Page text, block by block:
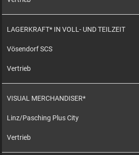
LAGERKRAFT* IN VOLL- UND TEILZEIT
Vösendorf SCS
Vertrieb
VISUAL MERCHANDISER*
Linz/Pasching Plus City
Vertrieb